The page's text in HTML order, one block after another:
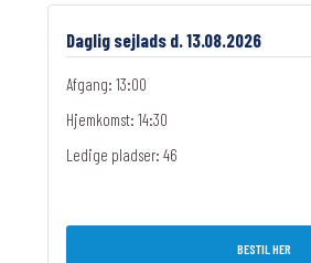
Daglig sejlads d. 13.08.2026
Afgang: 13:00
Hjemkomst: 14:30
Ledige pladser: 46
BESTIL HER